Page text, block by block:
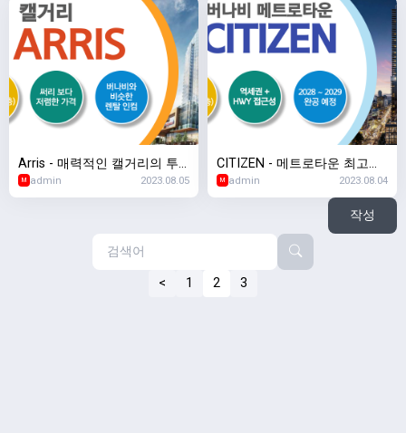
Arris - 매력적인 캘거리의 투
자용 프로젝트
M admin 2023.08.05
CITIZEN - 메트로타운 최고층
의 랜드마크 콘도
M admin 2023.08.04
작성
< 1 2 3